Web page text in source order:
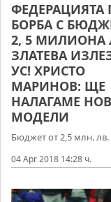
ФЕДЕРАЦИЯТА
БОРБА С
2, 5 МИЛИОНА
ЗЛАТЕВА
УС! ХРИСТО
МАРИНОВ: ЩЕ
НАЛАГАМЕ
МОДЕЛИ
Бюджет от 2,5 млн. лв.
04 Apr 2018 14:28 ч.